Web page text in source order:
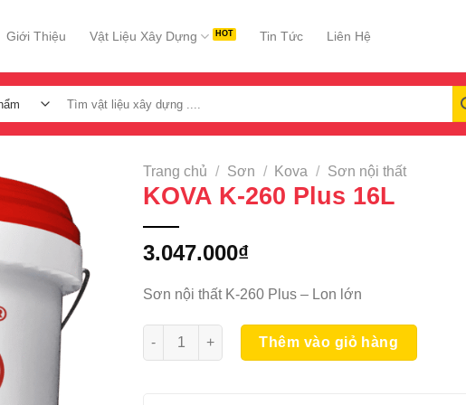
Giới Thiệu Vật Liệu Xây Dựng Tin Tức Liên Hệ
kiếm:
Trang chủ / Sơn / Kova / Sơn nội thất
KOVA K-260 Plus 16L
3.047.000₫
Sơn nội thất K-260 Plus – Lon lớn
KOVA K-260 Plus 16L số lượng
Thêm vào giỏ hàng